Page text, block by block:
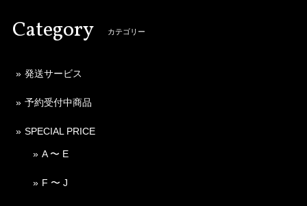
Category カテゴリー
発送サービス
予約受付中商品
SPECIAL PRICE
A 〜 E
F 〜 J